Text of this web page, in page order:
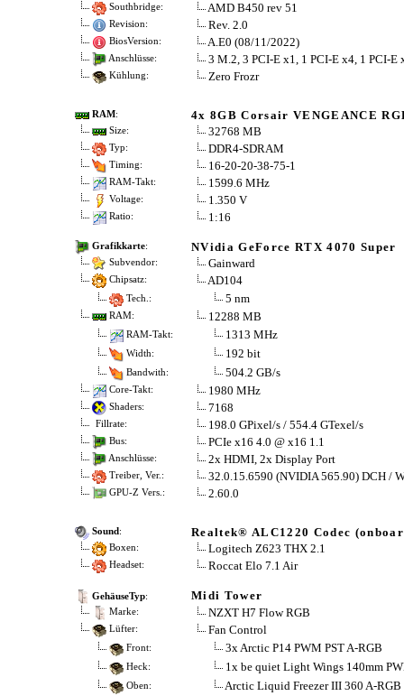
Southbridge: AMD B450 rev 51
Revision: Rev. 2.0
BiosVersion: A.E0 (08/11/2022)
Anschlüsse: 3 M.2, 3 PCI-E x1, 1 PCI-E x4, 1 PCI-E
Kühlung: Zero Frozr
RAM: 4x 8GB Corsair VENGEANCE
Size: 32768 MB
Typ: DDR4-SDRAM
Timing: 16-20-20-38-75-1
RAM-Takt: 1599.6 MHz
Voltage: 1.350 V
Ratio: 1:16
Grafikkarte: NVidia GeForce RTX 4070 Super
Subvendor: Gainward
Chipsatz: AD104
Tech.: 5 nm
RAM: 12288 MB
RAM-Takt: 1313 MHz
Width: 192 bit
Bandwith: 504.2 GB/s
Core-Takt: 1980 MHz
Shaders: 7168
Fillrate: 198.0 GPixel/s / 554.4 GTexel/s
Bus: PCIe x16 4.0 @ x16 1.1
Anschlüsse: 2x HDMI, 2x Display Port
Treiber, Ver.: 32.0.15.6590 (NVIDIA 565.90) DCH /
GPU-Z Vers.: 2.60.0
Sound: Realtek® ALC1220 Codec
Boxen: Logitech Z623 THX 2.1
Headset: Roccat Elo 7.1 Air
GehäuseTyp: Midi Tower
Marke: NZXT H7 Flow RGB
Lüfter: Fan Control
Front: 3x Arctic P14 PWM PST A-RGB
Heck: 1x be quiet Light Wings 140mm
Oben: Arctic Liquid Freezer III 360 A-RGB